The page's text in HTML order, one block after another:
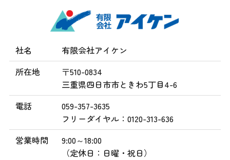
社名
有限会社アイケン
所在地
〒510-0834
三重県四日市市ときわ5丁目4-6
電話
059-357-3635
フリーダイヤル：0120-313-636
営業時間
9:00～18:00
（定休日：日曜・祝日）